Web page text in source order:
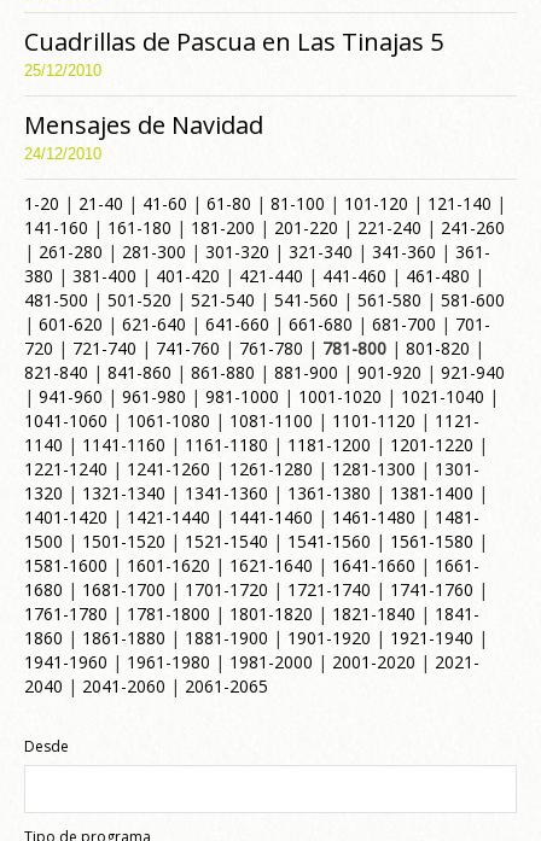
Cuadrillas de Pascua en Las Tinajas 5
25/12/2010
Mensajes de Navidad
24/12/2010
1-20 | 21-40 | 41-60 | 61-80 | 81-100 | 101-120 | 121-140 |
141-160 | 161-180 | 181-200 | 201-220 | 221-240 | 241-260
| 261-280 | 281-300 | 301-320 | 321-340 | 341-360 | 361-
380 | 381-400 | 401-420 | 421-440 | 441-460 | 461-480 |
481-500 | 501-520 | 521-540 | 541-560 | 561-580 | 581-600
| 601-620 | 621-640 | 641-660 | 661-680 | 681-700 | 701-
720 | 721-740 | 741-760 | 761-780 | 781-800 | 801-820 |
821-840 | 841-860 | 861-880 | 881-900 | 901-920 | 921-940
| 941-960 | 961-980 | 981-1000 | 1001-1020 | 1021-1040 |
1041-1060 | 1061-1080 | 1081-1100 | 1101-1120 | 1121-
1140 | 1141-1160 | 1161-1180 | 1181-1200 | 1201-1220 |
1221-1240 | 1241-1260 | 1261-1280 | 1281-1300 | 1301-
1320 | 1321-1340 | 1341-1360 | 1361-1380 | 1381-1400 |
1401-1420 | 1421-1440 | 1441-1460 | 1461-1480 | 1481-
1500 | 1501-1520 | 1521-1540 | 1541-1560 | 1561-1580 |
1581-1600 | 1601-1620 | 1621-1640 | 1641-1660 | 1661-
1680 | 1681-1700 | 1701-1720 | 1721-1740 | 1741-1760 |
1761-1780 | 1781-1800 | 1801-1820 | 1821-1840 | 1841-
1860 | 1861-1880 | 1881-1900 | 1901-1920 | 1921-1940 |
1941-1960 | 1961-1980 | 1981-2000 | 2001-2020 | 2021-
2040 | 2041-2060 | 2061-2065
Desde
Tipo de programa